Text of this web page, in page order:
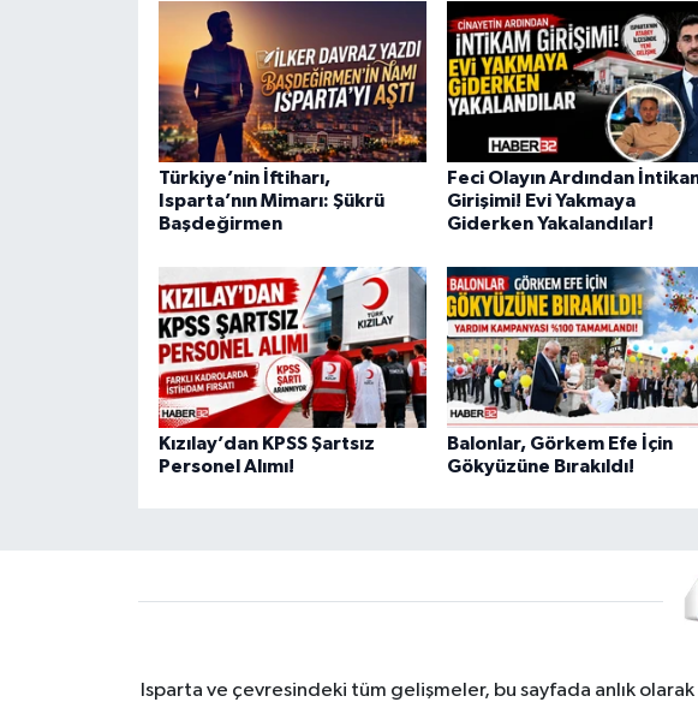
Türkiye’nin İftiharı,
Isparta’nın Mimarı: Şükrü
Başdeğirmen
Feci Olayın Ardından
Girişimi! Evi Yakmaya
Giderken Yakalandılar!
Kızılay’dan KPSS Şartsız
Personel Alımı!
Balonlar, Görkem Efe İçin
Gökyüzüne Bırakıldı!
Isparta ve çevresindeki tüm gelişmeler, bu sayfada anlık